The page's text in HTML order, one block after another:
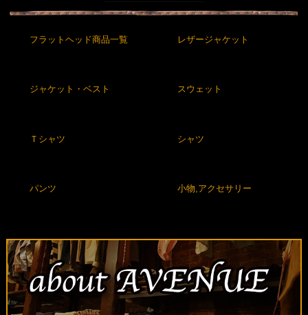
フラットヘッド商品一覧 レザージャケット
ジャケット・ベスト スウェット
Ｔシャツ シャツ
パンツ 小物,アクセサリー